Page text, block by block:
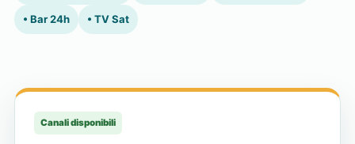
• Bar 24h • TV Sat
Canali disponibili